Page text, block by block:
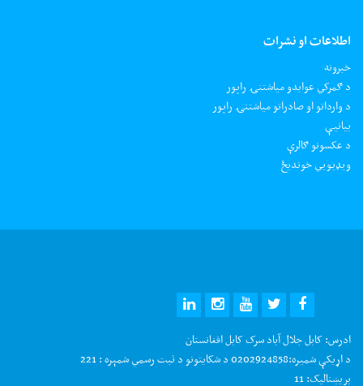
اطلاعات او نشرات
خبرونه
د ګمرکي عوایدو میاشتنۍ راپور
د وارداتو او صادراتو میاشتنۍ راپور
بیانیې
د عکسونو ګالرې
ويډيويي خونديځ
ادرس:کابل جلال آباد سرک کابل افغانستان
د اړیکې شمیره:0202924858 د شکایتونو د ثبت رسمي شمېره : 221
بریښنالیک: